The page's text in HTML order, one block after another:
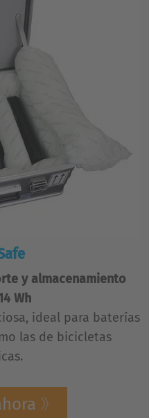
y almacenamiento
Wh
ideal para baterías
las de bicicletas